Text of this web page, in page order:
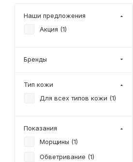
Наши предложения
Акция (1)
Бренды
Тип кожи
Для всех типов кожи (1)
Показания
Морщины (1)
Обветривание (1)